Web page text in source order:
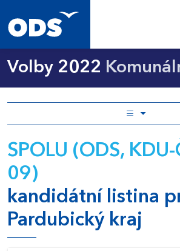
Volby 2022
SPOLU (ODS, KDU-
09)
kandidátní listina
Pardubický kraj